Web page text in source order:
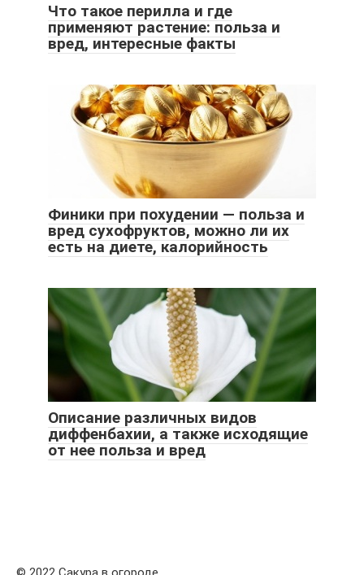
Что такое перилла и где
применяют растение: польза и
вред, интересные факты
Финики при похудении — польза и
вред сухофруктов, можно ли их
есть на диете, калорийность
Описание различных видов
диффенбахии, а также исходящие
от нее польза и вред